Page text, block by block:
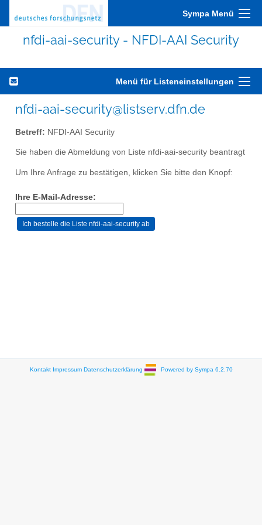
Sympa Menü
nfdi-aai-security - NFDI-AAI Security
Menü für Listeneinstellungen
nfdi-aai-security@listserv.dfn.de
Betreff: NFDI-AAI Security
Sie haben die Abmeldung von Liste nfdi-aai-security beantragt
Um Ihre Anfrage zu bestätigen, klicken Sie bitte den Knopf:
Ihre E-Mail-Adresse:
Kontakt Impressum Datenschutzerklärung Powered by Sympa 6.2.70